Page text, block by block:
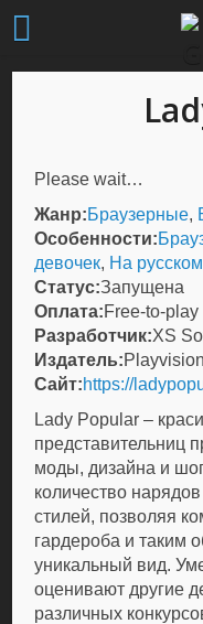
Please wait…
Жанр:Браузерные,
Особенности:
девочек, На русском
Статус:Запущена
Оплата:Free-to-play
Разработчик:XS
Издатель:Playvision
Сайт:https://
Lady Popular –
представительниц
моды, дизайна и
количество
стилей, позволяя
гардероба и таким
уникальный вид.
оценивают другие
различных